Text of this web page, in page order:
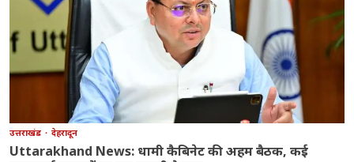
उत्तराखंड देहरादून
Uttarakhand News: धामी कैबिनेट की अहम बैठक, कई